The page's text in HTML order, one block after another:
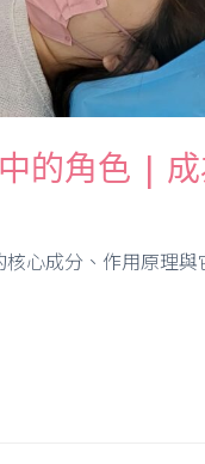
的角色 |
心成分、作用原理